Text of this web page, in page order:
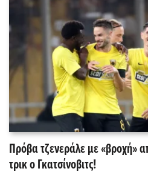
Πρόβα τζενεράλε με «βροχή»
τρικ ο Γκατσίνοβιτς!